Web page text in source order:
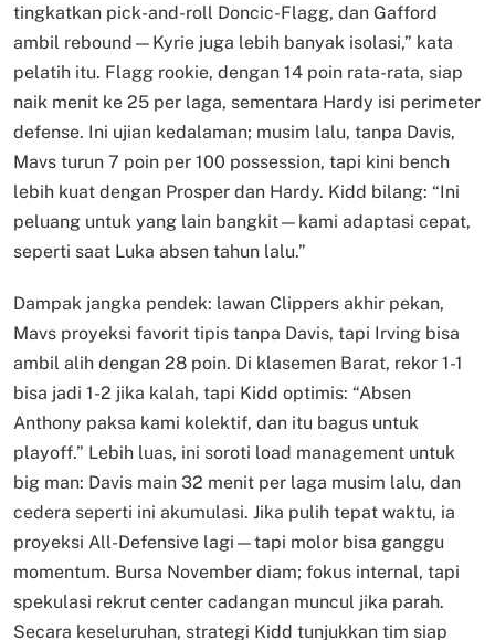
tingkatkan pick-and-roll Doncic-Flagg, dan Gafford
ambil rebound—Kyrie juga lebih banyak isolasi,” kata
pelatih itu. Flagg rookie, dengan 14 poin rata-rata, siap
naik menit ke 25 per laga, sementara Hardy isi perimeter
defense. Ini ujian kedalaman; musim lalu, tanpa Davis,
Mavs turun 7 poin per 100 possession, tapi kini bench
lebih kuat dengan Prosper dan Hardy. Kidd bilang: “Ini
peluang untuk yang lain bangkit—kami adaptasi cepat,
seperti saat Luka absen tahun lalu.”
Dampak jangka pendek: lawan Clippers akhir pekan,
Mavs proyeksi favorit tipis tanpa Davis, tapi Irving bisa
ambil alih dengan 28 poin. Di klasemen Barat, rekor 1-1
bisa jadi 1-2 jika kalah, tapi Kidd optimis: “Absen
Anthony paksa kami kolektif, dan itu bagus untuk
playoff.” Lebih luas, ini soroti load management untuk
big man: Davis main 32 menit per laga musim lalu, dan
cedera seperti ini akumulasi. Jika pulih tepat waktu, ia
proyeksi All-Defensive lagi—tapi molor bisa ganggu
momentum. Bursa November diam; fokus internal, tapi
spekulasi rekrut center cadangan muncul jika parah.
Secara keseluruhan, strategi Kidd tunjukkan tim siap